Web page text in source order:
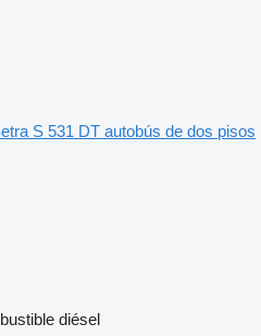
S 531 DT autobús de dos pisos
diésel